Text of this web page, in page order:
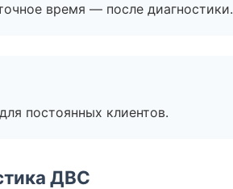
время — после диагностики.
постоянных клиентов.
ДВС